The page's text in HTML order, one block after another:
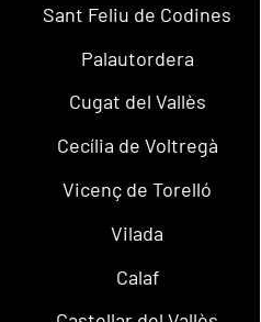
Sant Feliu de Codines
Palautordera
Cugat del Vallès
Cecília de Voltregà
Vicenç de Torelló
Vilada
Calaf